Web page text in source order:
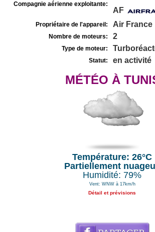
Compagnie aérienne exploitante:
AF
Propriétaire de l'appareil: Air France
Nombre de moteurs: 2
Type de moteur:
Statut: en activité
MÉTÉO À
Température: 26°C
Partiellement
Humidité: 79%
Vent: WNW à 17km/h
Détail et prévisions